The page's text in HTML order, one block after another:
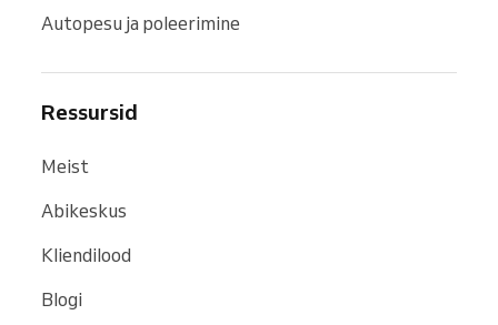
Autopesu ja poleerimine
Ressursid
Meist
Abikeskus
Kliendilood
Blogi